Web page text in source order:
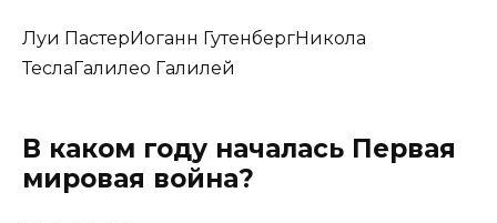
Луи ПастерИоганн ГутенбергНикола
ТеслаГалилео Галилей
В каком году началась Первая
мировая война?